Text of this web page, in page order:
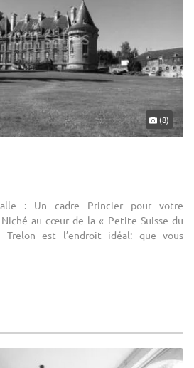
(8)
: Un cadre Princier pour votre
au cœur de la « Petite Suisse du
est l’endroit idéal: que vous